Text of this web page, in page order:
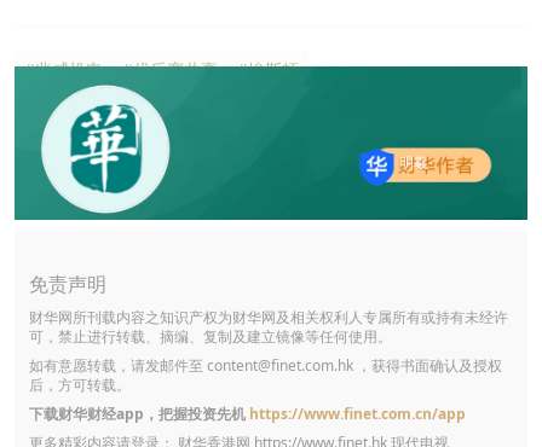
#兆威机电 #优乐赛共享 #埃斯顿
明羲
免责声明
财华网所刊载内容之知识产权为财华网及相关权利人专属所有或持有未经许
可，禁止进行转载、摘编、复制及建立镜像等任何使用。
如有意愿转载，请发邮件至 content@finet.com.hk ，获得书面确认及授权
后，方可转载。
下载财华财经app，把握投资先机 https://www.finet.com.cn/app